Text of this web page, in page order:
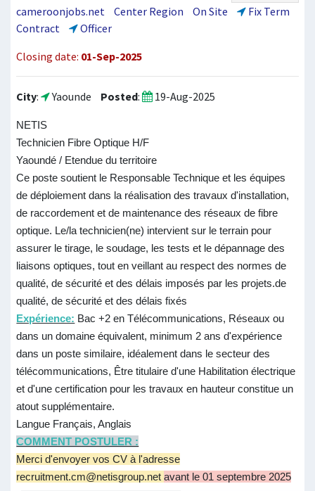
cameroonjobs.net Center Region On Site
Fix Term
Contract
Officer
Closing date: 01-Sep-2025
City: Yaounde Posted: 19-Aug-2025
NETIS
Technicien Fibre Optique H/F
Yaoundé / Etendue du territoire
Ce poste soutient le Responsable Technique et les équipes
de déploiement dans la réalisation des travaux d'installation,
de raccordement et de maintenance des réseaux de fibre
optique. Le/la technicien(ne) intervient sur le terrain pour
assurer le tirage, le soudage, les tests et le dépannage des
liaisons optiques, tout en veillant au respect des normes de
qualité, de sécurité et des délais imposés par les projets.de
qualité, de sécurité et des délais fixés
Expérience: Bac +2 en Télécommunications, Réseaux ou
dans un domaine équivalent, minimum 2 ans d'expérience
dans un poste similaire, idéalement dans le secteur des
télécommunications, Être titulaire d'une Habilitation électrique
et d'une certification pour les travaux en hauteur constitue un
atout supplémentaire.
Langue Français, Anglais
COMMENT POSTULER :
Merci d'envoyer vos CV à l'adresse
recruitment.cm@netisgroup.netavant le 01 septembre 2025